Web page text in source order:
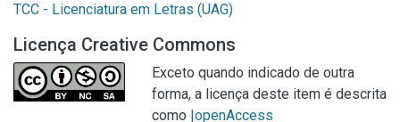
TCC - Licenciatura em Letras (UAG)
Licença Creative Commons
Exceto quando indicado de outra
forma, a licença deste item é descrita
como |openAccess